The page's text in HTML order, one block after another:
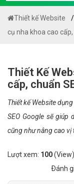
Thiết kế Website
cụ nha khoa cao
Thiết Kế
cấp, chuẩn
Thiết kế Website
SEO Google sẽ giúp
cũng như nâng cao vị
Lượt xem: 100
Ðánh